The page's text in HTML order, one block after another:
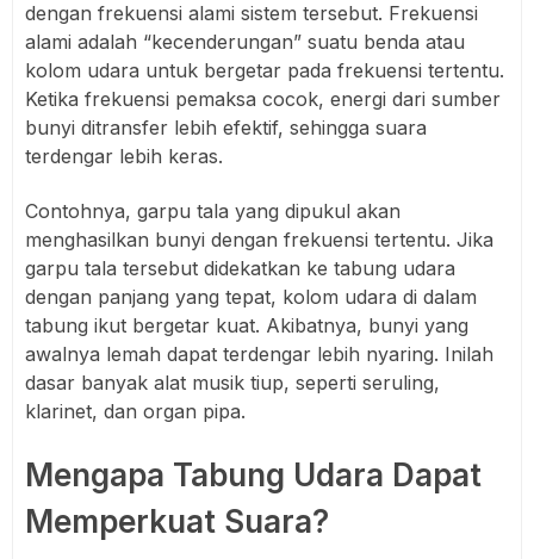
dengan frekuensi alami sistem tersebut. Frekuensi
alami adalah “kecenderungan” suatu benda atau
kolom udara untuk bergetar pada frekuensi tertentu.
Ketika frekuensi pemaksa cocok, energi dari sumber
bunyi ditransfer lebih efektif, sehingga suara
terdengar lebih keras.
Contohnya, garpu tala yang dipukul akan
menghasilkan bunyi dengan frekuensi tertentu. Jika
garpu tala tersebut didekatkan ke tabung udara
dengan panjang yang tepat, kolom udara di dalam
tabung ikut bergetar kuat. Akibatnya, bunyi yang
awalnya lemah dapat terdengar lebih nyaring. Inilah
dasar banyak alat musik tiup, seperti seruling,
klarinet, dan organ pipa.
Mengapa Tabung Udara Dapat
Memperkuat Suara?